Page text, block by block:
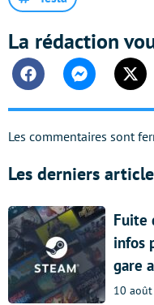
La rédaction
FacebookMessenger
Les commentaires sont
Les derniers
Fuite
infos
gare
10